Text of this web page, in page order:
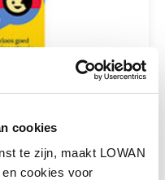
cookies
te zijn, maakt LOWAN
cookies voor
onderzoek van